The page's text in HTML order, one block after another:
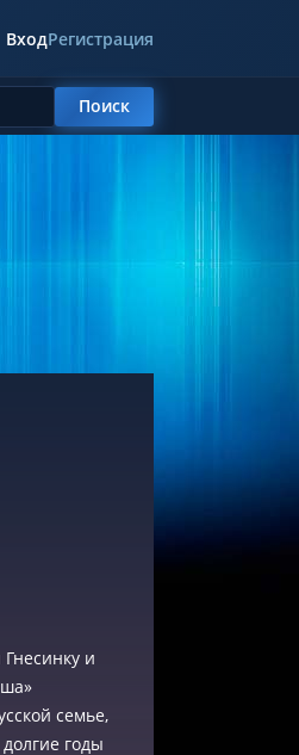
ВходРегистрация
Поиск
и
семье,
годы